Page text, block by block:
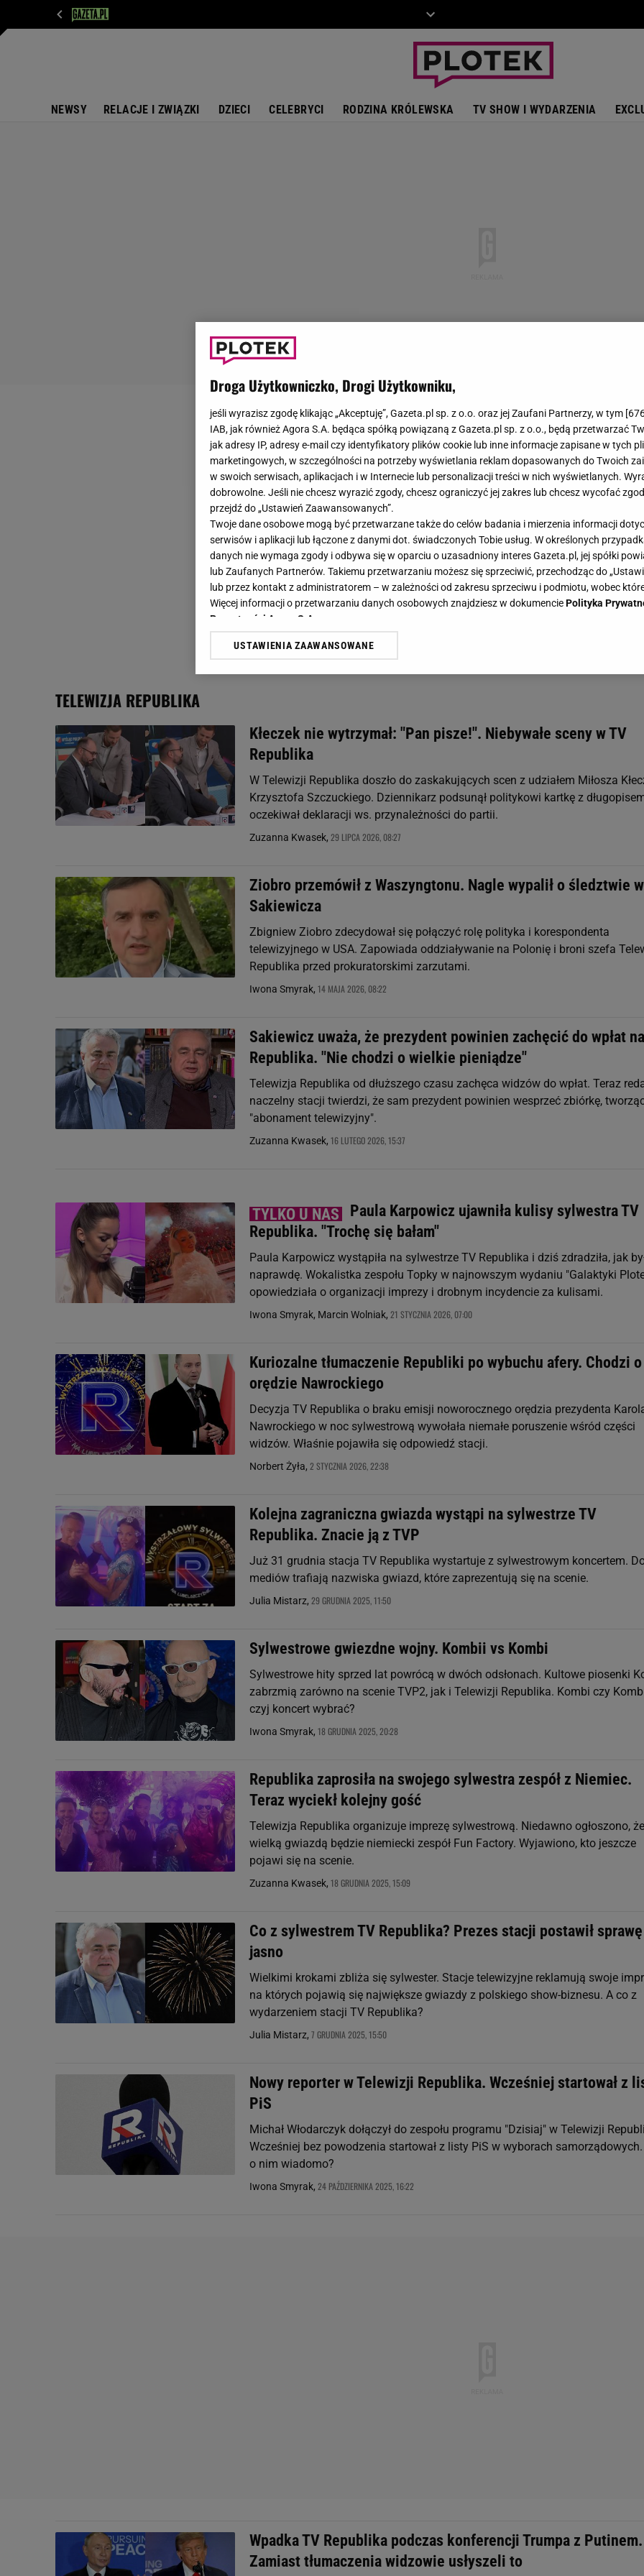
NEWSY RELACJE I ZWIĄZKI DZIECI CELEBRYCI RODZINA KRÓLEWSKA TV SHOW I WYDARZENIA
TELEWIZJA REPUBLIKA
Kłeczek nie wytrzymał: "Pan pisze!". Niebywałe sceny w TV
Republika
W Telewizji Republika doszło do zaskakujących scen z udziałem Miłosza
Krzysztofa Szczuckiego. Dziennikarz podsunął politykowi kartkę z
oczekiwał deklaracji ws. przynależności do partii.
Zuzanna Kwasek, 29 LIPCA 2026, 08:27
Ziobro przemówił z Waszyngtonu. Nagle wypalił o śledztwie
Sakiewicza
Zbigniew Ziobro zdecydował się połączyć rolę polityka i korespondenta
telewizyjnego w USA. Zapowiada oddziaływanie na Polonię i broni szefa
Republika przed prokuratorskimi zarzutami.
Iwona Smyrak, 14 MAJA 2026, 08:22
Sakiewicz uważa, że prezydent powinien zachęcić do wpłat
Republika. "Nie chodzi o wielkie pieniądze"
Telewizja Republika od dłuższego czasu zachęca widzów do wpłat. Teraz
naczelny stacji twierdzi, że sam prezydent powinien wesprzeć zbiórkę,
"abonament telewizyjny".
Zuzanna Kwasek, 16 LUTEGO 2026, 15:37
Paula Karpowicz ujawniła kulisy sylwestra TV
Republika. "Trochę się bałam"
Paula Karpowicz wystąpiła na sylwestrze TV Republika i dziś zdradziła, jak
naprawdę. Wokalistka zespołu Topky w najnowszym wydaniu "Galaktyki
opowiedziała o organizacji imprezy i drobnym incydencie za kulisami.
Iwona Smyrak, Marcin Wolniak, 21 STYCZNIA 2026, 07:00
Kuriozalne tłumaczenie Republiki po wybuchu afery. Chodzi o
orędzie Nawrockiego
Decyzja TV Republika o braku emisji noworocznego orędzia prezydenta
Nawrockiego w noc sylwestrową wywołała niemałe poruszenie wśród części
widzów. Właśnie pojawiła się odpowiedź stacji.
Norbert Żyła, 2 STYCZNIA 2026, 22:38
Kolejna zagraniczna gwiazda wystąpi na sylwestrze TV
Republika. Znacie ją z TVP
Już 31 grudnia stacja TV Republika wystartuje z sylwestrowym koncertem.
mediów trafiają nazwiska gwiazd, które zaprezentują się na scenie.
Julia Mistarz, 29 GRUDNIA 2025, 11:50
Sylwestrowe gwiezdne wojny. Kombii vs Kombi
Sylwestrowe hity sprzed lat powrócą w dwóch odsłonach. Kultowe piosenki
zabrzmią zarówno na scenie TVP2, jak i Telewizji Republika. Kombi czy
czyj koncert wybrać?
Iwona Smyrak, 18 GRUDNIA 2025, 20:28
Republika zaprosiła na swojego sylwestra zespół z Niemiec.
Teraz wyciekł kolejny gość
Telewizja Republika organizuje imprezę sylwestrową. Niedawno ogłoszono, że
wielką gwiazdą będzie niemiecki zespół Fun Factory. Wyjawiono, kto jeszcze
pojawi się na scenie.
Zuzanna Kwasek, 18 GRUDNIA 2025, 15:09
Co z sylwestrem TV Republika? Prezes stacji postawił sprawę
jasno
Wielkimi krokami zbliża się sylwester. Stacje telewizyjne reklamują swoje
na których pojawią się największe gwiazdy z polskiego show-biznesu. A co z
wydarzeniem stacji TV Republika?
Julia Mistarz, 7 GRUDNIA 2025, 15:50
Nowy reporter w Telewizji Republika. Wcześniej startował z
PiS
Michał Włodarczyk dołączył do zespołu programu "Dzisiaj" w Telewizji
Wcześniej bez powodzenia startował z listy PiS w wyborach samorządowych.
o nim wiadomo?
Iwona Smyrak, 24 PAŹDZIERNIKA 2025, 16:22
Wpadka TV Republika podczas konferencji Trumpa z Putinem.
Zamiast tłumaczenia widzowie usłyszeli to
Droga Użytkowniczko, Drogi Użytkowniku,
jeśli wyrazisz zgodę klikając „Akceptuję”, Gazeta.pl sp. z o.o. oraz jej Zaufani Partnerzy, w tym [
IAB, jak również Agora S.A. będąca spółką powiązaną z Gazeta.pl sp. z o.o., będą przetwarzać
jak adresy IP, adresy e-mail czy identyfikatory plików cookie lub inne informacje zapisane w tych
marketingowych, w szczególności na potrzeby wyświetlania reklam dopasowanych do Twoich
w swoich serwisach, aplikacjach i w Internecie lub personalizacji treści w nich wyświetlanych.
dobrowolne. Jeśli nie chcesz wyrazić zgody, chcesz ograniczyć jej zakres lub chcesz wycofać
przejdź do „Ustawień Zaawansowanych”.
Twoje dane osobowe mogą być przetwarzane także do celów badania i mierzenia informacji
serwisów i aplikacji lub łączone z danymi dot. świadczonych Tobie usług. W określonych
danych nie wymaga zgody i odbywa się w oparciu o uzasadniony interes Gazeta.pl, jej spółki
lub Zaufanych Partnerów. Takiemu przetwarzaniu możesz się sprzeciwić, przechodząc do
lub przez kontakt z administratorem – w zależności od zakresu sprzeciwu i podmiotu, wobec
Więcej informacji o przetwarzaniu danych osobowych znajdziesz w dokumenciePolityka
Prywatności Agora S.A.
Klikając „Akceptuję” wyrażasz też zgodę na zainstalowanie i przechowywanie plików cookie
My, nasi Zaufani Partnerzy i Agora S.A. możemy przetwarzać dane osobowe w następujących
Użycie dokładnych danych geolokalizacyjnych. Aktywne skanowanie charakterystyki urządzenia
Przechowywanie informacji na urządzeniu lub dostęp do nich. Spersonalizowane reklamy i treści,
badnie odbiorców i ulepszanie usług.
Lista Zaufanych Partnerów
USTAWIENIA ZAAWANSOWANE